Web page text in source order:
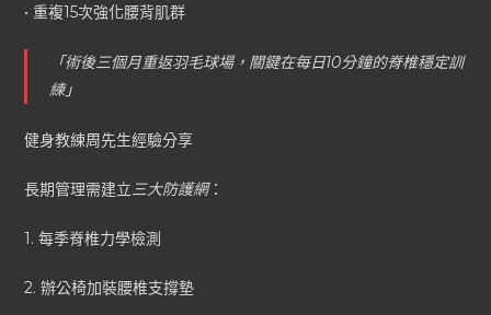
• 重複15次強化腰背肌群
「術後三個月重返羽毛球場，關鍵在每日10分鐘的脊椎穩定訓
練」
健身教練周先生經驗分享
長期管理需建立三大防護網：
1. 每季脊椎力學檢測
2. 辦公椅加裝腰椎支撐墊